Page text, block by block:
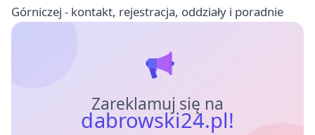
Górniczej - kontakt, rejestracja, oddziały i poradnie
Zareklamuj się na
dabrowski24.pl!